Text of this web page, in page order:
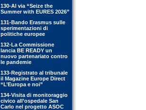
130-Al via “Seize the
Summer with EURES 2026”
131-Bando Erasmus sulle
sperimentazioni di
politiche europee
132-La Commissione
lancia BE READY un
nuovo partenariato contro
le pandemie
133-Registrato al tribunale
il Magazine Europe Direct
“L’Europa e noi”
134-Visita di monitoraggio
civico all’ospedale San
Carlo nel progetto ASOC